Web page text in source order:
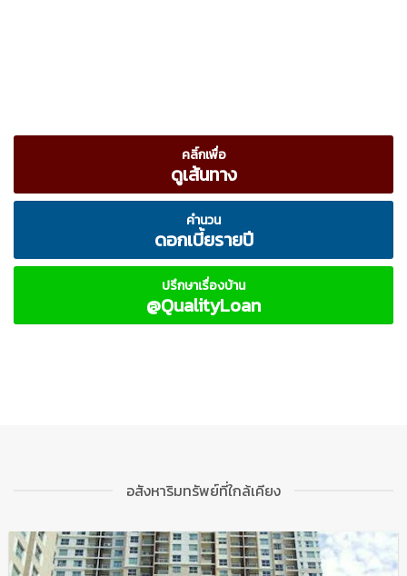
คลิ์กเพื่อ
ดูเส้นทาง
คำนวน
ดอกเบี้ยรายปี
ปรึกษาเรื่องบ้าน
@QualityLoan
อสังหาริมทรัพย์ที่ใกล้เคียง